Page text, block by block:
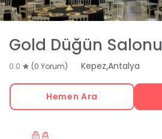
Gold Düğün Salonu
0.0 (0 Yorum) Kepez,Antalya
Hemen Ara